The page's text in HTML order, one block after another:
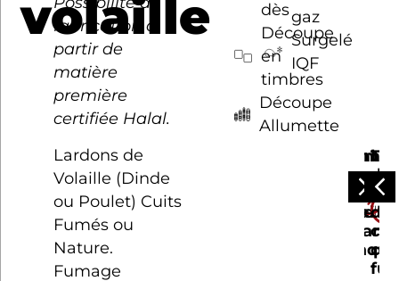
volaille
fabrication à
partir de
matière
première
certifiée Halal.
Lardons de
Volaille (Dinde
ou Poulet) Cuits
Fumés ou
Nature.
Fumage
dès
Découpe
en
timbres
Découpe
Allumette
gaz
Surgelé
IQF
cuit
volaille
de
fillet
de
laqué
de
de